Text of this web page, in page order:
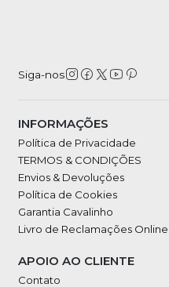
Siga-nos
INFORMAÇÕES
Política de Privacidade
TERMOS & CONDIÇÕES
Envios & Devoluções
Política de Cookies
Garantia Cavalinho
Livro de Reclamações Online
APOIO AO CLIENTE
Contato